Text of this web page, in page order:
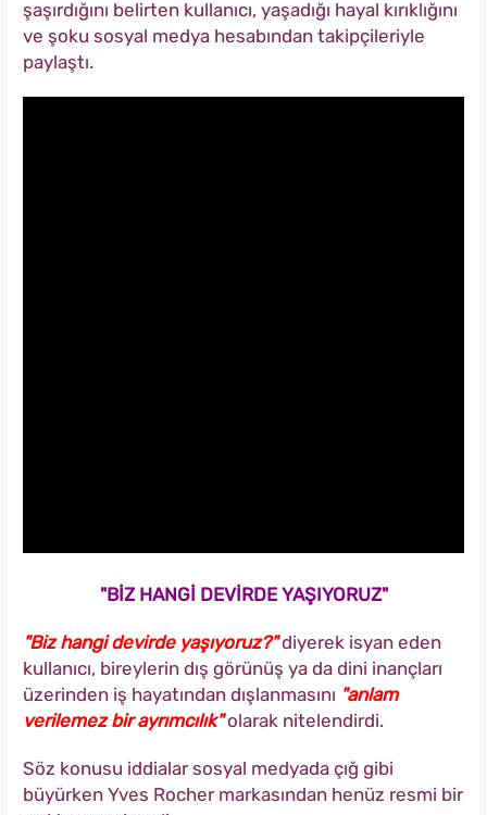
şaşırdığını belirten kullanıcı, yaşadığı hayal kırıklığını
ve şoku sosyal medya hesabından takipçileriyle
paylaştı.
"BİZ HANGİ DEVİRDE YAŞIYORUZ"
"Biz hangi devirde yaşıyoruz?"diyerek isyan eden
kullanıcı, bireylerin dış görünüş ya da dini inançları
üzerinden iş hayatından dışlanmasını "anlam
verilemez bir ayrımcılık"olarak nitelendirdi.
Söz konusu iddialar sosyal medyada çığ gibi
büyürken Yves Rocher markasından henüz resmi bir